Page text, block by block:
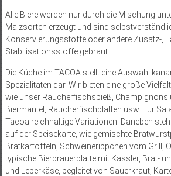
Alle Biere werden nur durch die Mischung
Malzsorten erzeugt und sind
Konservierungsstoffe oder andere Zusatz-,
Stabilisationsstoffe gebraut.
Die Küche im TACOA stellt eine Auswahl
Spezialitäten dar. Wir bieten eine große
wie unser Räucherfischspieß,
Biermantel, Räucherfischplatten usw. Für
Tacoa reichhaltige Variationen. Daneben
auf der Speisekarte, wie gemischte
Bratkartoffeln, Schweinerippchen vom Grill,
typische Bierbrauerplatte mit Kassler, Brat-
und Leberkäse, begleitet von Sauerkraut,